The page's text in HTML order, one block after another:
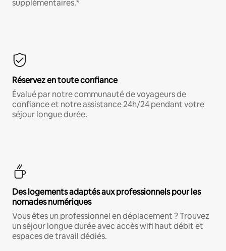
supplémentaires.*
Réservez en toute confiance
Évalué par notre communauté de voyageurs de
confiance et notre assistance 24h/24 pendant votre
séjour longue durée.
Des logements adaptés aux professionnels pour les
nomades numériques
Vous êtes un professionnel en déplacement ? Trouvez
un séjour longue durée avec accès wifi haut débit et
espaces de travail dédiés.